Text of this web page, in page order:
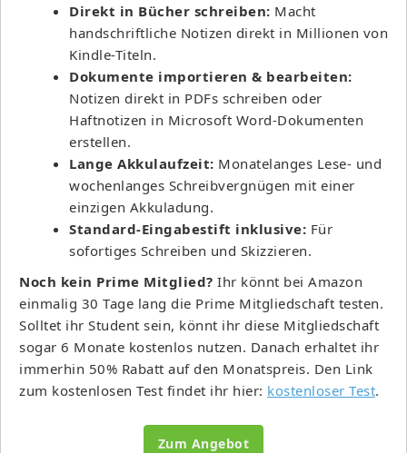
Direkt in Bücher schreiben: Macht
handschriftliche Notizen direkt in Millionen von
Kindle-Titeln.
Dokumente importieren & bearbeiten:
Notizen direkt in PDFs schreiben oder
Haftnotizen in Microsoft Word-Dokumenten
erstellen.
Lange Akkulaufzeit: Monatelanges Lese- und
wochenlanges Schreibvergnügen mit einer
einzigen Akkuladung.
Standard-Eingabestift inklusive: Für
sofortiges Schreiben und Skizzieren.
Noch kein Prime Mitglied? Ihr könnt bei Amazon
einmalig 30 Tage lang die Prime Mitgliedschaft testen.
Solltet ihr Student sein, könnt ihr diese Mitgliedschaft
sogar 6 Monate kostenlos nutzen. Danach erhaltet ihr
immerhin 50% Rabatt auf den Monatspreis. Den Link
zum kostenlosen Test findet ihr hier: kostenloser Test.
Zum Angebot